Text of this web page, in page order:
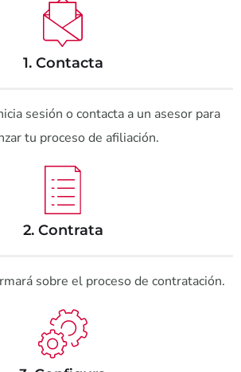
1. Contacta
sesión o contacta a un asesor para
tu proceso de afiliación.
2. Contrata
sobre el proceso de contratación.